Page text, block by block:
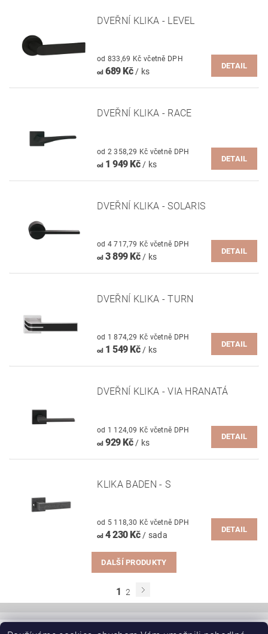
DVEŘNÍ KLIKA - LEVEL
od 833,69 Kč včetně DPH
od689 Kč/ ks
DETAIL
DVEŘNÍ KLIKA - RACE
od 2 358,29 Kč včetně DPH
od1 949 Kč / ks
DETAIL
DVEŘNÍ KLIKA - SOLARIS
od 4 717,79 Kč včetně DPH
od3 899 Kč/ ks
DETAIL
DVEŘNÍ KLIKA - TURN
od 1 874,29 Kč včetně DPH
od1 549 Kč / ks
DETAIL
DVEŘNÍ KLIKA - VIA HRANATÁ
od 1 124,09 Kč včetně DPH
od929 Kč / ks
DETAIL
KLIKA BADEN - S
od 5 118,30 Kč včetně DPH
od4 230 Kč/ sada
DETAIL
DALŠÍ PRODUKTY
1 2